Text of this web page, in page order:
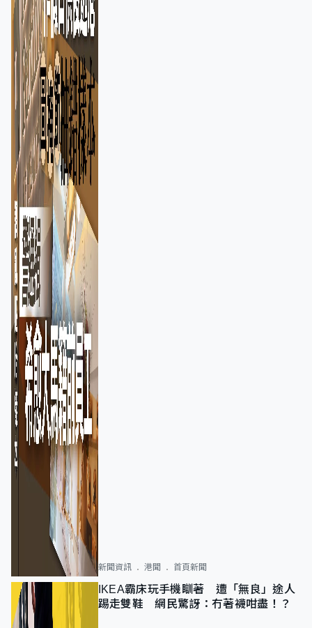
新聞資訊 港聞 首頁新聞
IKEA霸床玩手機瞓著 遭「無良」途人
踢走雙鞋 網民驚訝：冇著襪咁盡！？